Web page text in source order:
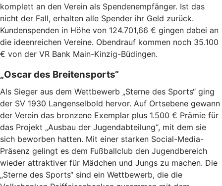
komplett an den Verein als Spendenempfänger. Ist das
nicht der Fall, erhalten alle Spender ihr Geld zurück.
Kundenspenden in Höhe von 124.701,66 € gingen dabei an
die ideenreichen Vereine. Obendrauf kommen noch 35.100
€ von der VR Bank Main-Kinzig-Büdingen.
„Oscar des Breitensports“
Als Sieger aus dem Wettbewerb „Sterne des Sports“ ging
der SV 1930 Langenselbold hervor. Auf Ortsebene gewann
der Verein das bronzene Exemplar plus 1.500 € Prämie für
das Projekt „Ausbau der Jugendabteilung“, mit dem sie
sich beworben hatten. Mit einer starken Social-Media-
Präsenz gelingt es dem Fußballclub den Jugendbereich
wieder attraktiver für Mädchen und Jungs zu machen. Die
„Sterne des Sports“ sind ein Wettbewerb, die die